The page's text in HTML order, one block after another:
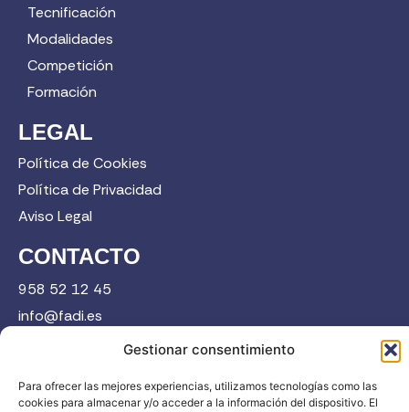
Gestionar consentimiento
Para ofrecer las mejores experiencias, utilizamos tecnologías como las
cookies para almacenar y/o acceder a la información del dispositivo. El
Tecnificación
Modalidades
Competición
Formación
LEGAL
Política de Cookies
Política de Privacidad
Aviso Legal
CONTACTO
958 52 12 45
info@fadi.es
C/ Carmen de Burgos, 14, 18008 Granada